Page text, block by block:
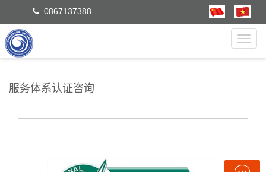
0867137388
服务体系认证咨询